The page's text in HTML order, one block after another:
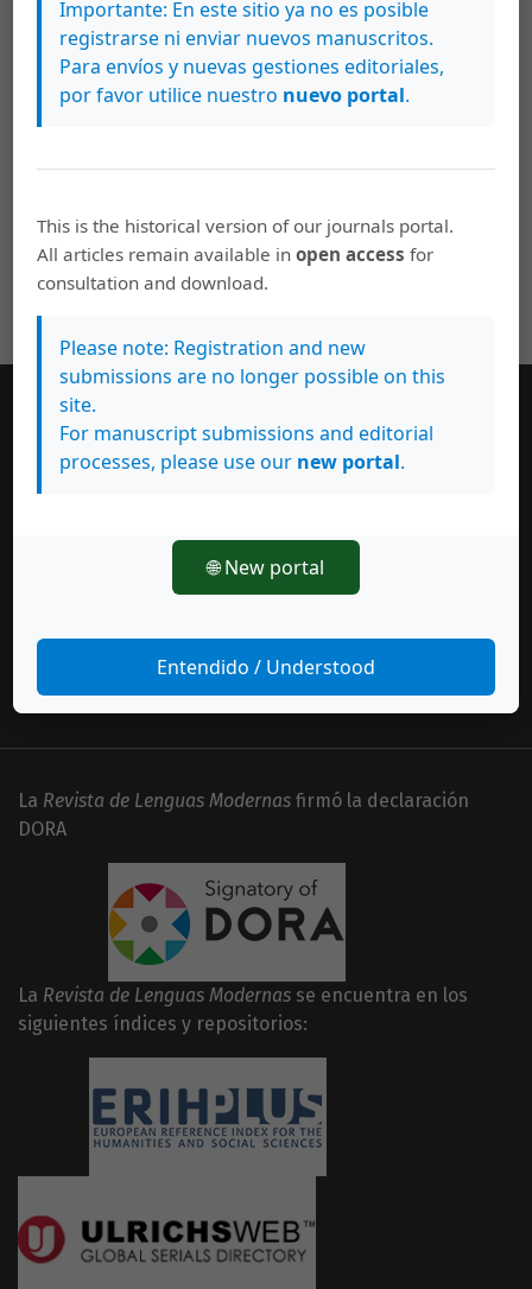
Bastidas Muñoz, José Fabian Elizondo González
Nivel de Dominio del Inglés de Estudiantes
de Dos Licenciaturas en Idiomas
https://doi.org/10.15517/rlm.v0i40.57802
PDF EPUB HTML
Ver todos los números
Enviar un artículo
Información
La Revista de Lenguas Modernas firmó la declaración
DORA
La Revista de Lenguas Modernas se encuentra en los
siguientes índices y repositorios:
Importante: En este sitio ya no es posible
registrarse ni enviar nuevos manuscritos.
Para envíos y nuevas gestiones editoriales,
por favor utilice nuestro nuevo portal.
This is the historical version of our journals portal.
All articles remain available inopen access for
consultation and download.
Please note: Registration and new
submissions are no longer possible on this
site.
For manuscript submissions and editorial
processes, please use our new portal.
🌐 New portal
Entendido / Understood